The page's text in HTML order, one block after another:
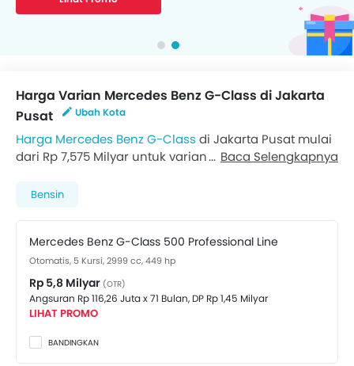
Harga Varian Mercedes Benz G-Class di Jakarta
Pusat
Ubah Kota
Harga Mercedes Benz G-Class di Jakarta Pusat mulai
dari Rp 7,575 Milyar untuk varian paling bawah 500
63 dihargai Rp 7,575 Milyar. Kunjungi
Class yang tersedia di Indonesia. Lihat harganya di
bawah ini.
Baca Selengkapnya
Bensin
Mercedes Benz G-Class 500 Professional Line
Otomatis, 5 Kursi, 2999 cc, 449 hp
Rp 5,8 Milyar (OTR)
Angsuran Rp 116,26 Juta x 71 Bulan, DP Rp 1,45 Milyar
LIHAT PROMO
BANDINGKAN